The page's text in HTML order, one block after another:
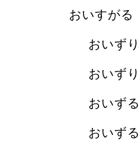
おいすがる
おいずり
おいずり
おいずる
おいずる